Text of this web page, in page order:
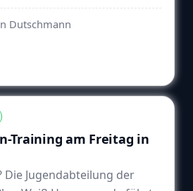
Jens Bangel nun
zu …
Dutschmann
Training am Freitag in
Die Jugendabteilung der